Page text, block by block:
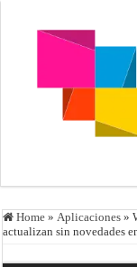
Home » Aplicaciones »
actualizan sin novedades